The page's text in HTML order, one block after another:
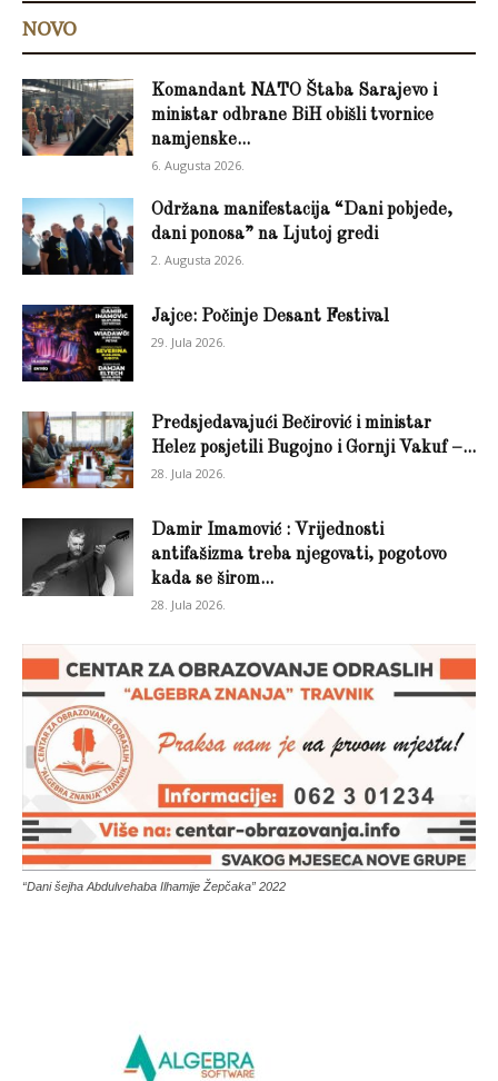
NOVO
Komandant NATO Štaba Sarajevo i
ministar odbrane BiH obišli tvornice
namjenske...
6. Augusta 2026.
Održana manifestacija “Dani pobjede,
dani ponosa” na Ljutoj gredi
2. Augusta 2026.
Jajce: Počinje Desant Festival
29. Jula 2026.
Predsjedavajući Bečirović i ministar
Helez posjetili Bugojno i Gornji Vakuf –...
28. Jula 2026.
Damir Imamović : Vrijednosti
antifašizma treba njegovati, pogotovo
kada se širom...
28. Jula 2026.
“Dani šejha Abdulvehaba Ilhamije Žepčaka” 2022